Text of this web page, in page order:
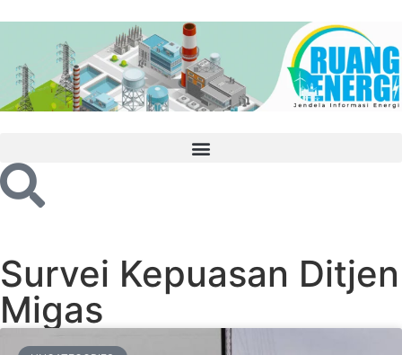
Survei Kepuasan Ditjen
Migas